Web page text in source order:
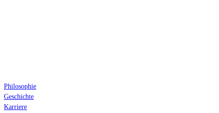
Philosophie
Geschichte
Karriere